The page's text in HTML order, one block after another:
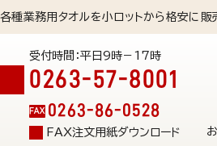
各種業務用タオルを小ロットから格安に販
受付時間：平日9時－17時
0263-57-8001
FAX 0263-86-0528
FAX注文用紙ダウンロード